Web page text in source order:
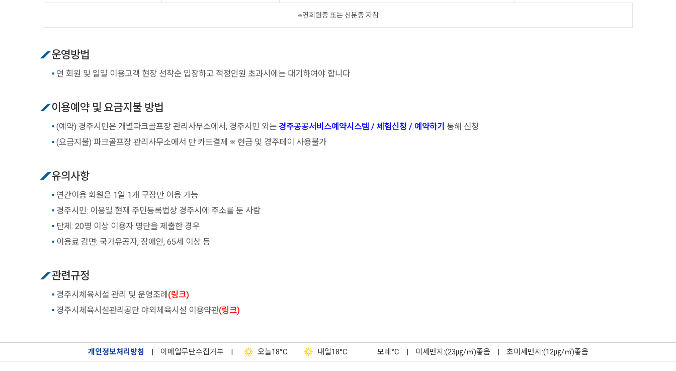
※연회원증 또는 신분증 지참
운영방법
연 회원 및 일일 이용고객 현장 선착순 입장하고 적정인원 초과시에는 대기하여야 합니다
이용예약 및 요금지불 방법
(예약) 경주시민은 개별파크골프장 관리사무소에서, 경주시민 외는 경주공공서비스예약시스템 / 체험신청 / 예약하기 통해 신청
(요금지불) 파크골프장 관리사무소에서 만 카드결제 ※ 현금 및 경주페이 사용불가
유의사항
연간이용 회원은 1일 1개 구장만 이용 가능
경주시민: 이용일 현재 주민등록법상 경주시에 주소를 둔 사람
단체: 20명 이상 이용자 명단을 제출한 경우
이용료 감면: 국가유공자, 장애인, 65세 이상 등
관련규정
경주시체육시설 관리 및 운영조례 (링크)
경주시체육시설관리공단 야외체육시설 이용약관(링크)
개인정보처리방침 | 이메일무단수집거부 | 오늘18°C 내일18°C 모레 °C | 미세먼지:(23㎍/㎥)좋음 | 초미세먼지:(12㎍/㎥)좋음